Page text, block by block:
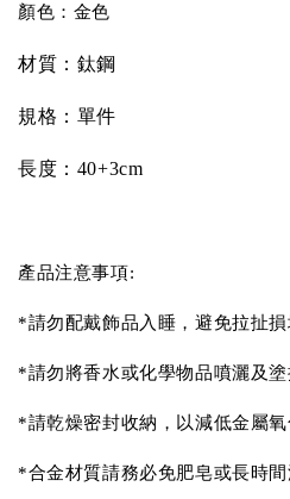
顏色：金色
材質： 鈦鋼
規格：單件
長度 ：40+3cm
產品注意事項:
*請勿配戴飾品入睡，避免拉扯損
*請勿將香水或化學物品噴灑及塗
*請乾燥密封收納，以減低金屬
*合金材質請務必免肥皂或長時